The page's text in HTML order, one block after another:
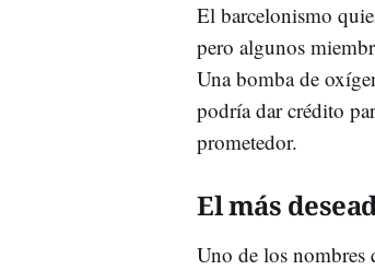
El barcelonismo
pero algunos
Una bomba de
podría dar crédito
prometedor.
El más
Uno de los nombres